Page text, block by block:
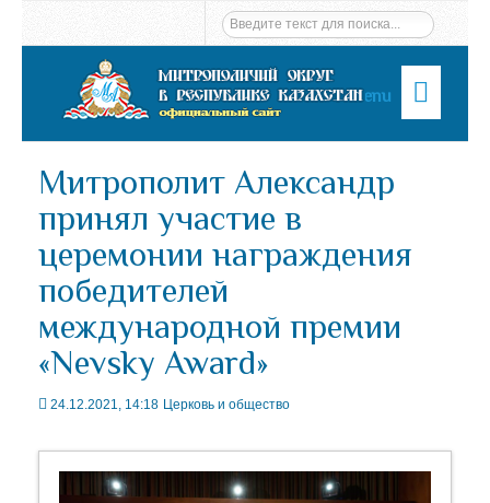
Menu
Митрополит Александр
принял участие в
церемонии награждения
победителей
международной премии
«Nevsky Award»
24.12.2021, 14:18 Церковь и общество